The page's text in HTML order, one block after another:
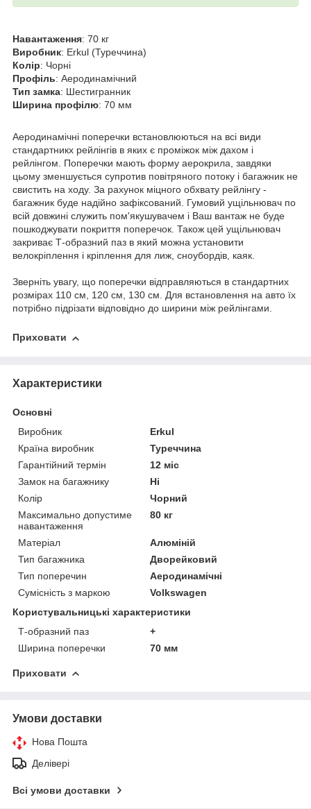
Навантаження: 70 кг
Виробник: Erkul (Туреччина)
Колір: Чорні
Профіль: Аеродинамічний
Тип замка: Шестигранник
Ширина профілю: 70 мм
Аеродинамічні поперечки встановлюються на всі види
стандартникх рейлінгів в яких є проміжок між дахом і
рейлінгом. Поперечки мають форму аерокрила, завдяки
цьому зменшується супротив повітряного потоку і багажник не
свистить на ходу. За рахунок міцного обхвату рейлінгу -
багажник буде надійно зафіксований. Гумовий ущільнювач по
всій довжині служить пом'якушувачем і Ваш вантаж не буде
пошкоджувати покриття поперечок. Також цей ущільнювач
закриває Т-образний паз в який можна установити
велокріплення і кріплення для лиж, сноубордів, каяк.
Зверніть увагу, що поперечки відправляються в стандартних
розмірах 110 см, 120 см, 130 см. Для встановлення на авто їх
потрібно підрізати відповідно до ширини між рейлінгами.
Приховати
Характеристики
Основні
Виробник
Erkul
Країна виробник
Туреччина
Гарантійний термін
12 міс
Замок на багажнику
Ні
Колір
Чорний
Максимально допустиме
навантаження
80 кг
Матеріал
Алюміній
Тип багажника
Дворейковий
Тип поперечин
Аеродинамічні
Сумісність з маркою
Volkswagen
Користувальницькі характеристики
Т-образний паз
+
Ширина поперечки
70 мм
Приховати
Умови доставки
Нова Пошта
Делівері
Всі умови доставки